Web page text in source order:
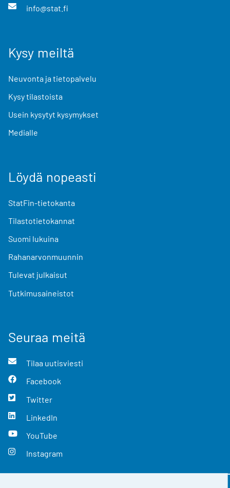
info@stat.fi
Kysy meiltä
Neuvonta ja tietopalvelu
Kysy tilastoista
Usein kysytyt kysymykset
Medialle
Löydä nopeasti
StatFin-tietokanta
Tilastotietokannat
Suomi lukuina
Rahanarvonmuunnin
Tulevat julkaisut
Tutkimusaineistot
Seuraa meitä
Tilaa uutisviesti
Facebook
Twitter
LinkedIn
YouTube
Instagram